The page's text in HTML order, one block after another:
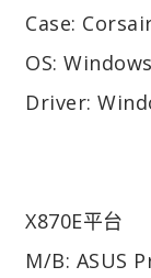
Case:
OS:
Driver:
X870E平台
M/B: ASUS